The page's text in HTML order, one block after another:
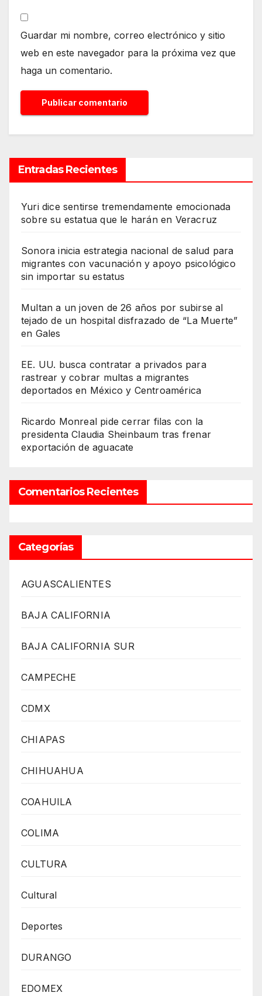
Guardar mi nombre, correo electrónico y sitio
web en este navegador para la próxima vez que
haga un comentario.
Entradas Recientes
Yuri dice sentirse tremendamente emocionada
sobre su estatua que le harán en Veracruz
Sonora inicia estrategia nacional de salud para
migrantes con vacunación y apoyo psicológico
sin importar su estatus
Multan a un joven de 26 años por subirse al
tejado de un hospital disfrazado de “La Muerte”
en Gales
EE. UU. busca contratar a privados para
rastrear y cobrar multas a migrantes
deportados en México y Centroamérica
Ricardo Monreal pide cerrar filas con la
presidenta Claudia Sheinbaum tras frenar
exportación de aguacate
Comentarios Recientes
Categorías
AGUASCALIENTES
BAJA CALIFORNIA
BAJA CALIFORNIA SUR
CAMPECHE
CDMX
CHIAPAS
CHIHUAHUA
COAHUILA
COLIMA
CULTURA
Cultural
Deportes
DURANGO
EDOMEX